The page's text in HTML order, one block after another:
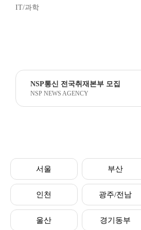
IT/과학
NSP통신 전국취재본부 모집
NSP NEWS AGENCY
서울 부산
인천 광주/전남
울산 경기동부